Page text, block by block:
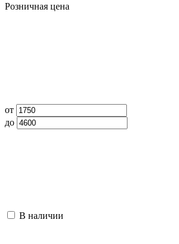
Розничная цена
от
до
В наличии